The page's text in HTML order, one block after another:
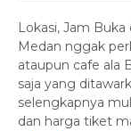
Lokasi, Jam
Medan nggak
ataupun cafe ala
saja yang
selengkapnya
dan harga tiket